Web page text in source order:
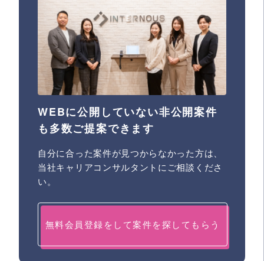
WEBに公開していない非公開案件
も多数ご提案できます
自分に合った案件が見つからなかった方は、
当社キャリアコンサルタントにご相談くださ
い。
無料会員登録をして案件を探してもらう